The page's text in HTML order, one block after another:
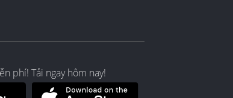
phí! Tải ngay hôm nay!